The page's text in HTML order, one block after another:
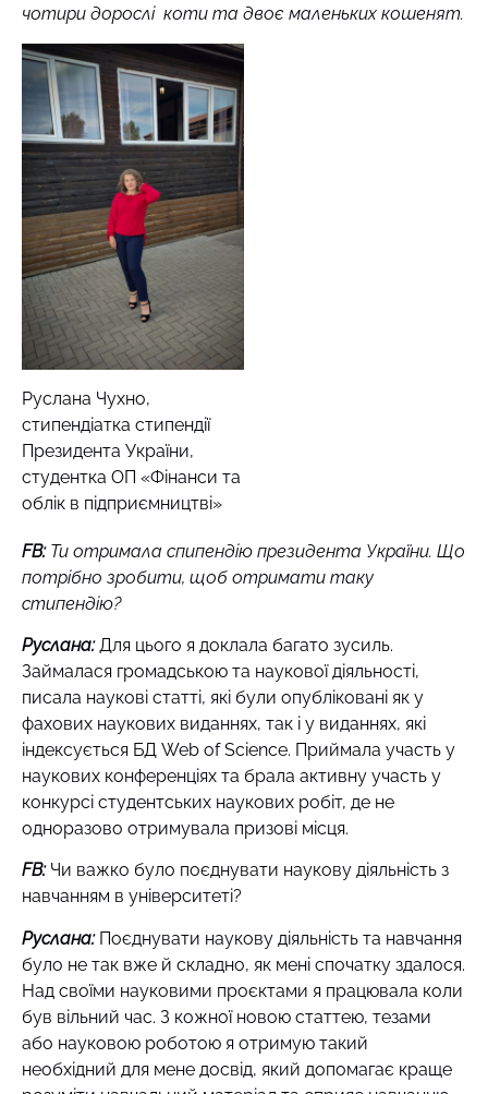
чотири дорослі коти та двоє маленьких кошенят.
Руслана Чухно,
стипендіатка стипендії
Президента України,
студентка ОП «Фінанси та
облік в підприємництві»
FB:Ти отримала спипендію президента України. Що
потрібно зробити, щоб отримати таку
стипендію?
Руслана:Для цього я доклала багато зусиль.
Займалася громадською та наукової діяльності,
писала наукові статті, які були опубліковані як у
фахових наукових виданнях, так і у виданнях, які
індексується БД Web of Science. Приймала участь у
наукових конференціях та брала активну участь у
конкурсі студентських наукових робіт, де не
одноразово отримувала призові місця.
FB: Чи важко було поєднувати наукову діяльність з
навчанням в університеті?
Руслана: Поєднувати наукову діяльність та навчання
було не так вже й складно, як мені спочатку здалося.
Над своїми науковими проєктами я працювала коли
був вільний час. З кожної новою статтею, тезами
або науковою роботою я отримую такий
необхідний для мене досвід, який допомагає краще